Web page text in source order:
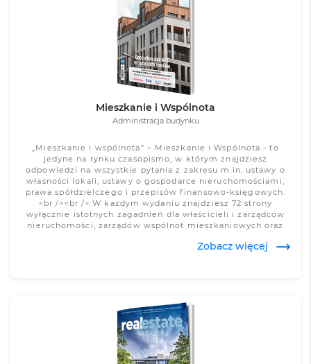
Mieszkanie i Wspólnota
Administracja budynku
„Mieszkanie i wspólnota” – Mieszkanie i Wspólnota - to
jedyne na rynku czasopismo, w którym znajdziesz
odpowiedzi na wszystkie pytania z zakresu m.in. ustawy o
własności lokali, ustawy o gospodarce nieruchomościami,
prawa spółdzielczego i przepisów finansowo-księgowych.
<br /><br /> W każdym wydaniu znajdziesz 72 strony
wyłącznie istotnych zagadnień dla właścicieli i zarządców
nieruchomości, zarządów wspólnot mieszkaniowych oraz
komentarzy do orzeczeń sądowych.
Zobacz więcej